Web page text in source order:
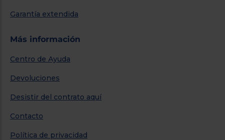
Garantía extendida
Más información
Centro de Ayuda
Devoluciones
Desistir del contrato aquí
Contacto
Política de privacidad